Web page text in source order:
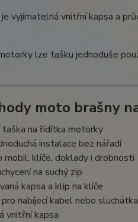
vyjímatelná vnitřní kapsa a
lze tašku jednoduše
moto brašny
taška na řídítka motorky
instalace bez nářadí
mobil, klíče, doklady i drobnosti
na suchý zip
kapsa a klip na klíče
nabíjecí kabel nebo sluchátka
vnitřní kapsa